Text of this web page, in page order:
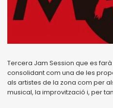
Tercera Jam Session que es
consolidant com una de les
als artistes de la zona com per
musical, la improvització i, per